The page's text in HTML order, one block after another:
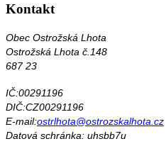
Kontakt
Obec Ostrožská Lhota
Ostrožská Lhota č.148
687 23
IČ:00291196
DIČ:CZ00291196
E-mail:ostrlhota@ostrozskalhota.cz
Datová schránka: uhsbb7u